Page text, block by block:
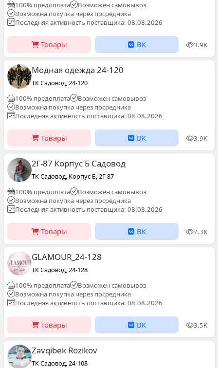
100% предоплата
Возможен самовывоз
Возможна покупка через посредника
Последняя активность поставщика: 08.08.2026
Товары ВК 3.9K
Модная одежда 24-120
ТК Садовод, 24-120
100% предоплата
Возможен самовывоз
Возможна покупка через посредника
Последняя активность поставщика: 08.08.2026
Товары ВК 3.9K
2Г-87 Корпус Б Садовод
ТК Садовод, Корпус Б, 2Г-87
100% предоплата
Возможен самовывоз
Возможна покупка через посредника
Последняя активность поставщика: 08.08.2026
Товары ВК 7.3K
GLAMOUR_24-128
ТК Садовод, 24-128
100% предоплата
Возможен самовывоз
Возможна покупка через посредника
Последняя активность поставщика: 08.08.2026
Товары ВК 3.5K
Zavqibek Rozikov
ТК Садовод, 24-108